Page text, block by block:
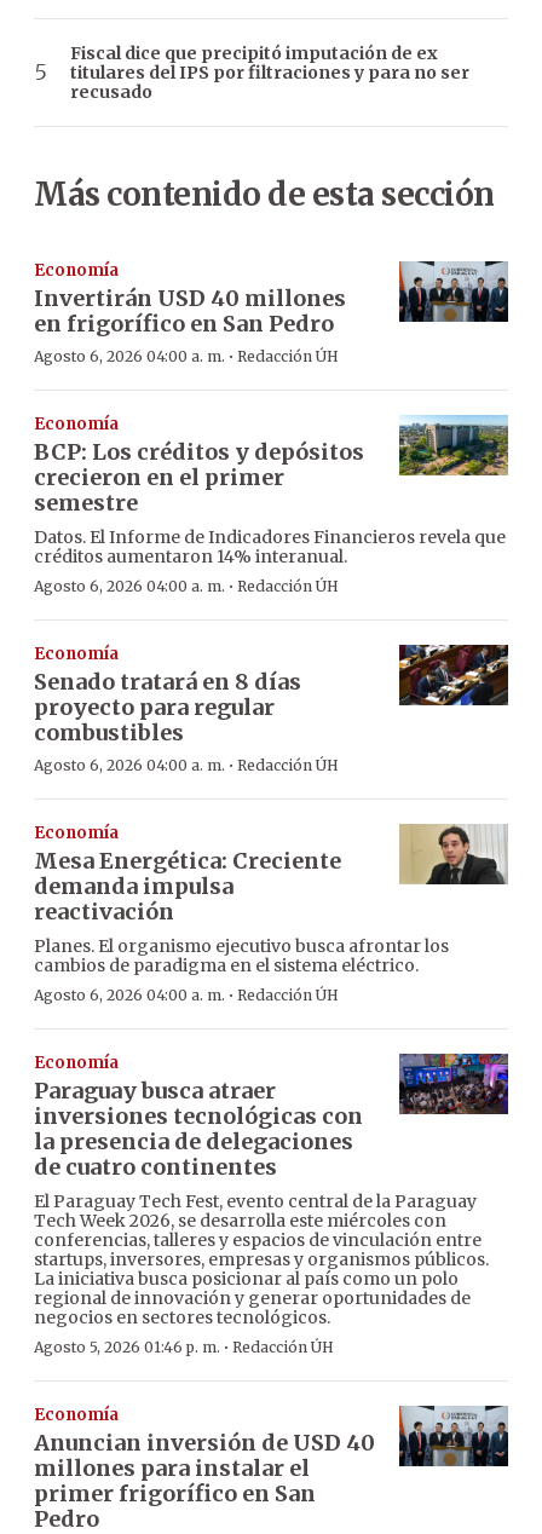
Fiscal dice que precipitó imputación de ex
titulares del IPS por filtraciones y para no ser
recusado
Más contenido de esta sección
Economía
Invertirán USD 40 millones
en frigorífico en San Pedro
Agosto 6, 2026 04:00 a. m. · Redacción ÚH
Economía
BCP: Los créditos y depósitos
crecieron en el primer
semestre
Datos. El Informe de Indicadores Financieros revela que
créditos aumentaron 14% interanual.
Agosto 6, 2026 04:00 a. m. · Redacción ÚH
Economía
Senado tratará en 8 días
proyecto para regular
combustibles
Agosto 6, 2026 04:00 a. m. · Redacción ÚH
Economía
Mesa Energética: Creciente
demanda impulsa
reactivación
Planes. El organismo ejecutivo busca afrontar los
cambios de paradigma en el sistema eléctrico.
Agosto 6, 2026 04:00 a. m. · Redacción ÚH
Economía
Paraguay busca atraer
inversiones tecnológicas con
la presencia de delegaciones
de cuatro continentes
El Paraguay Tech Fest, evento central de la Paraguay
Tech Week 2026, se desarrolla este miércoles con
conferencias, talleres y espacios de vinculación entre
startups, inversores, empresas y organismos públicos.
La iniciativa busca posicionar al país como un polo
regional de innovación y generar oportunidades de
negocios en sectores tecnológicos.
Agosto 5, 2026 01:46 p. m. · Redacción ÚH
Economía
Anuncian inversión de USD 40
millones para instalar el
primer frigorífico en San
Pedro